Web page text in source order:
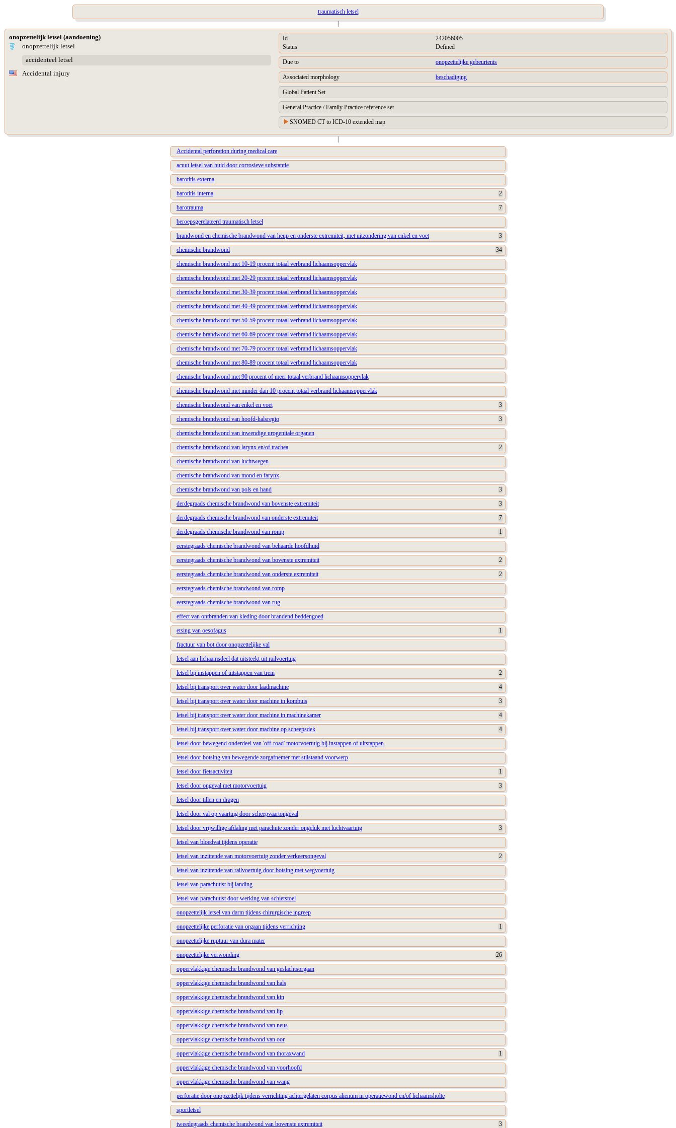
traumatisch letsel
|
onopzettelijk letsel (aandoening)
onopzettelijk letsel
accidenteel letsel
Accidental injury
Id
242056005
Status
Defined
Due to onopzettelijke gebeurtenis
Associated morphology beschadiging
Global Patient Set
General Practice / Family Practice reference set
SNOMED CT to ICD-10 extended map
|
Accidental perforation during medical care
acuut letsel van huid door corrosieve substantie
barotitis externa
barotitis interna
2
barotrauma
7
beroepsgerelateerd traumatisch letsel
brandwond en chemische brandwond van heup en onderste extremiteit, met uitzondering van enkel en voet
3
chemische brandwond
34
chemische brandwond met 10-19 procent totaal verbrand lichaamsoppervlak
chemische brandwond met 20-29 procent totaal verbrand lichaamsoppervlak
chemische brandwond met 30-39 procent totaal verbrand lichaamsoppervlak
chemische brandwond met 40-49 procent totaal verbrand lichaamsoppervlak
chemische brandwond met 50-59 procent totaal verbrand lichaamsoppervlak
chemische brandwond met 60-69 procent totaal verbrand lichaamsoppervlak
chemische brandwond met 70-79 procent totaal verbrand lichaamsoppervlak
chemische brandwond met 80-89 procent totaal verbrand lichaamsoppervlak
chemische brandwond met 90 procent of meer totaal verbrand lichaamsoppervlak
chemische brandwond met minder dan 10 procent totaal verbrand lichaamsoppervlak
chemische brandwond van enkel en voet
3
chemische brandwond van hoofd-halsregio
3
chemische brandwond van inwendige urogenitale organen
chemische brandwond van larynx en/of trachea
2
chemische brandwond van luchtwegen
chemische brandwond van mond en farynx
chemische brandwond van pols en hand
3
derdegraads chemische brandwond van bovenste extremiteit
3
derdegraads chemische brandwond van onderste extremiteit
7
derdegraads chemische brandwond van romp
1
eerstegraads chemische brandwond van behaarde hoofdhuid
eerstegraads chemische brandwond van bovenste extremiteit
2
eerstegraads chemische brandwond van onderste extremiteit
2
eerstegraads chemische brandwond van romp
eerstegraads chemische brandwond van rug
effect van ontbranden van kleding door brandend beddengoed
etsing van oesofagus
1
fractuur van bot door onopzettelijke val
letsel aan lichaamsdeel dat uitsteekt uit railvoertuig
letsel bij instappen of uitstappen van trein
2
letsel bij transport over water door laadmachine
4
letsel bij transport over water door machine in kombuis
3
letsel bij transport over water door machine in machinekamer
4
letsel bij transport over water door machine op scheepsdek
4
letsel door bewegend onderdeel van 'off-road' motorvoertuig bij instappen of uitstappen
letsel door botsing van bewegende zorgafnemer met stilstaand voorwerp
letsel door fietsactiviteit
1
letsel door ongeval met motorvoertuig
3
letsel door tillen en dragen
letsel door val op vaartuig door scheepvaartongeval
letsel door vrijwillige afdaling met parachute zonder ongeluk met luchtvaartuig
3
letsel van bloedvat tijdens operatie
letsel van inzittende van motorvoertuig zonder verkeersongeval
2
letsel van inzittende van railvoertuig door botsing met wegvoertuig
letsel van parachutist bij landing
letsel van parachutist door werking van schietstoel
onopzettelijk letsel van darm tijdens chirurgische ingreep
onopzettelijke perforatie van orgaan tijdens verrichting
1
onopzettelijke ruptuur van dura mater
onopzettelijke verwonding
26
oppervlakkige chemische brandwond van geslachtsorgaan
oppervlakkige chemische brandwond van hals
oppervlakkige chemische brandwond van kin
oppervlakkige chemische brandwond van lip
oppervlakkige chemische brandwond van neus
oppervlakkige chemische brandwond van oor
oppervlakkige chemische brandwond van thoraxwand
1
oppervlakkige chemische brandwond van voorhoofd
oppervlakkige chemische brandwond van wang
perforatie door onopzettelijk tijdens verrichting achtergelaten corpus alienum in operatiewond en/of lichaamsholte
sportletsel
tweedegraads chemische brandwond van bovenste extremiteit
3